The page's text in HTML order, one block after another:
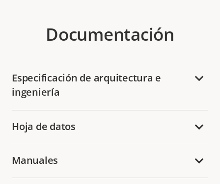
Documentación
Especificación de arquitectura e
ingeniería
Hoja de datos
Manuales